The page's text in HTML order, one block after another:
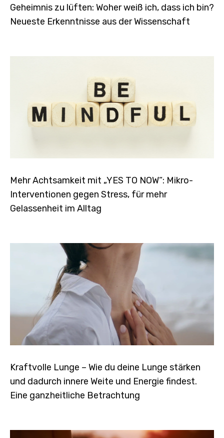
Geheimnis zu lüften: Woher weiß ich, dass ich bin?
Neueste Erkenntnisse aus der Wissenschaft
Mehr Achtsamkeit mit „YES TO NOW“: Mikro-
Interventionen gegen Stress, für mehr
Gelassenheit im Alltag
Kraftvolle Lunge – Wie du deine Lunge stärken
und dadurch innere Weite und Energie findest.
Eine ganzheitliche Betrachtung